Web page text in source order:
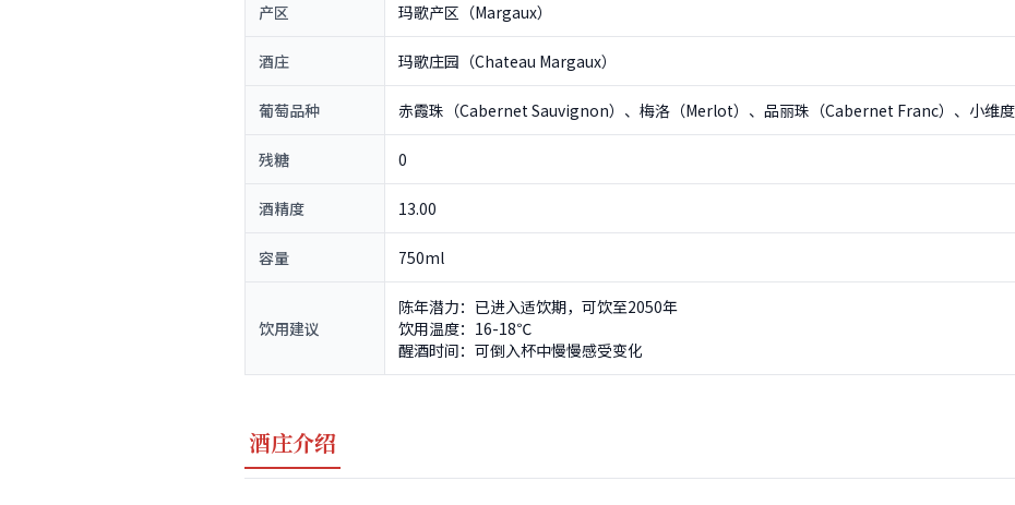
产区 玛歌产区（Margaux）
酒庄 玛歌庄园（Chateau Margaux）
葡萄品种 赤霞珠（Cabernet Sauvignon）、梅洛（Merlot）、品丽珠（Cabernet Franc）、小维
残糖 0
酒精度 13.00
容量 750ml
饮用建议
陈年潜力：已进入适饮期，可饮至2050年
饮用温度：16-18℃
醒酒时间：可倒入杯中慢慢感受变化
酒庄介绍